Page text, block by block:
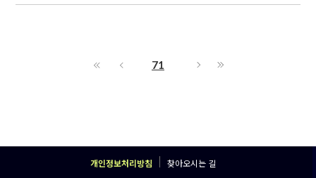
71
개인정보처리방침 찾아오시는 길